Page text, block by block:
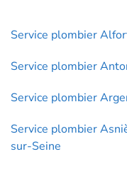
Service plombier
Service plombier
Service plombier
Service plombier
sur-Seine